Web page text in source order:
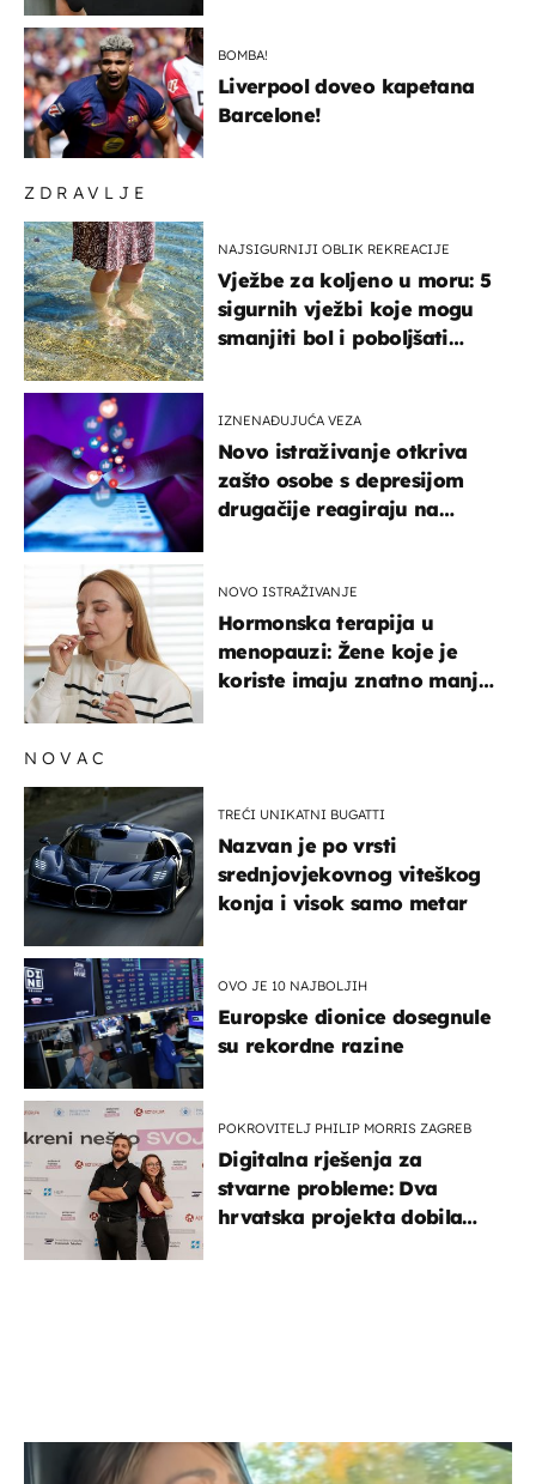
ZDRAVLJE
NAJSIGURNIJI OBLIK REKREACIJE
Vježbe za koljeno u moru: 5
sigurnih vježbi koje mogu
smanjiti bol i poboljšati
IZNENAĐUJUĆA VEZA
Novo istraživanje otkriva
zašto osobe s depresijom
drugačije reagiraju na
NOVO ISTRAŽIVANJE
Hormonska terapija u
menopauzi: Žene koje je
koriste imaju znatno manji
BOMBA!
Liverpool doveo kapetana
Barcelone!
NOVAC
TREĆI UNIKATNI BUGATTI
Nazvan je po vrsti
srednjovjekovnog viteškog
konja i visok samo metar
OVO JE 10 NAJBOLJIH
Europske dionice dosegnule
su rekordne razine
POKROVITELJ PHILIP MORRIS ZAGREB
Digitalna rješenja za
stvarne probleme: Dva
hrvatska projekta dobila